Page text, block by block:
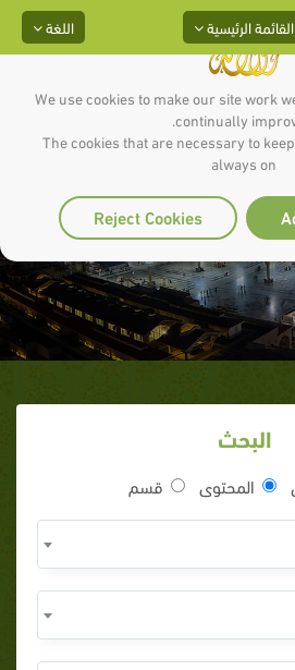
We use cookies to make our site work
continually
The cookies that are necessary to
always on
Reject Cookies
اللغة القائمة الرئيسية
المحرمة
البحث
المحتوى قسم